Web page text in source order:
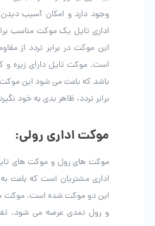
وجود دارد و امکان آسیب
اداری تایل یک موکت مناسب
این موکت در برابر تردد از
است. موکت تایل دارای زیره
باشد که باعث می شود این موکت
برابر تردد، ظاهر بدی به خود
موکت اداری رولی:
موکت های رول و موکت های
اداری مشتریان است که باعث
این دو موکت شده است. موکت
و رول نمدی عرضه می شود.